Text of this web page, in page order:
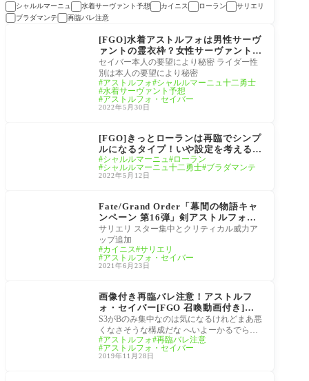
シャルルマーニュ
水着サーヴァント予想 カイニス ローラン
サリエリ
ブラダマンテ
再臨バレ注意
サーヴァント
[FGO]水着アストルフォは男性サーヴ
ァントの霊衣枠？女性サーヴァントの
水着枠？性別は本人要望で秘密だがジ
ャンヌが吃驚するほどの…
セイバー本人の要望により秘密 ライダー性
別は本人の要望により秘密
アストルフォ
シャルルマーニュ十二勇士
水着サーヴァント予想
アストルフォ・セイバー
2022年5月30日
[FGO]きっとローランは再臨でシンプ
ルになるタイプ！いや設定を考えると
全部脱ぐんじゃ？
シャルルマーニュ
ローラン
シャルルマーニュ十二勇士 ブラダマンテ
2022年5月12日
Fate/Grand Order「幕間の物語キャ
ンペーン 第16弾」剣アストルフォ・
カイニス・サリエリのスキルが強化！
強化内容も判明
サリエリ スター集中とクリティカル威力ア
ップ追加
カイニス サリエリ
アストルフォ・セイバー
2021年6月23日
画像付き再臨バレ注意！アストルフ
ォ・セイバー[FGO 召喚動画付き]ス
キルマでNP毎ターン20かいいじゃ
ん！
S3がBのみ集中なのは気になるけれどまあ悪
くなさそうな構成だな へいよーかるでらっ
くす！ 一臨目、、、谷間があるよーな気
が… 最
アストルフォ 再臨バレ注意
アストルフォ・セイバー
2019年11月28日